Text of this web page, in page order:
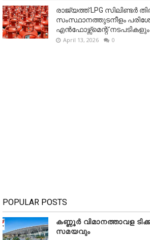
രാജ്യത്ത് LPG സിലിണ്ടർ
സംസ്ഥാനത്തുടനീളം
എൻഫോഴ്സ്മെന്റ് നടപടികളും
April 13, 2026 0
POPULAR POSTS
കണ്ണൂർ വിമാനത്താവള
സമയവും